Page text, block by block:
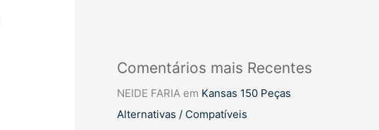
Comentários mais Recentes
NEIDE FARIA em Kansas 150 Peças
Alternativas / Compatíveis